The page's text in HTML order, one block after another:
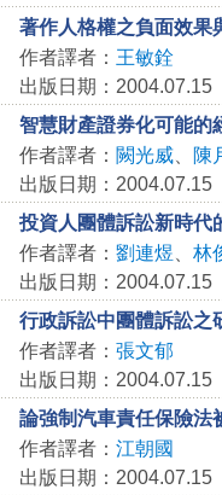
著作人格權之負面效果
作者譯者： 王敏銓
出版日期：2004.07.15
智慧財產證券化可能的
作者譯者： 闕光威、
陳
出版日期：2004.07.15
投資人團體訴訟新時代
作者譯者： 劉連煜
林
出版日期：2004.07.15
行政訴訟中團體訴訟之
作者譯者： 張文郁
出版日期：2004.07.15
論強制汽車責任保險法
作者譯者： 江朝國
出版日期：2004.07.15